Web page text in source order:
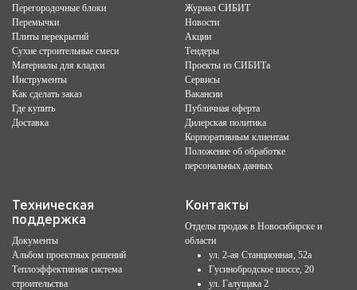
Перегородочные блоки
Перемычки
Плиты перекрытий
Сухие строительные смеси
Материалы для кладки
Инструменты
Как сделать заказ
Где купить
Доставка
Журнал СИБИТ
Новости
Акции
Тендеры
Проекты из СИБИТа
Сервисы
Вакансии
Публичная оферта
Дилерская политика
Корпоративным клиентам
Положение об обработке
персональных данных
Техническая
поддержка
Документы
Альбом проектных решений
Теплоэффективная система
строительства
Контакты
Отделы продаж в Новосибирске и
области
ул. 2-ая Станционная, 52а
Гусинобродское шоссе, 20
ул. Галущака 2